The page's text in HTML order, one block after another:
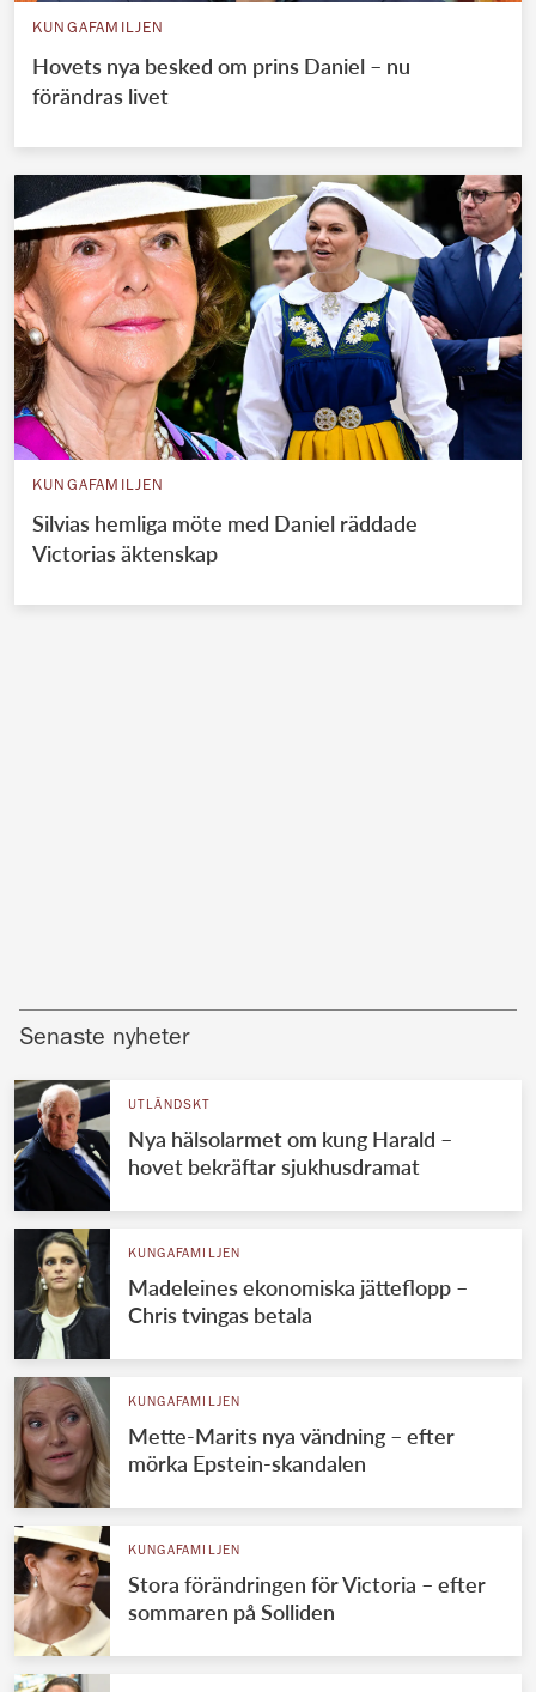
KUNGAFAMILJEN
Hovets nya besked om prins Daniel – nu
förändras livet
KUNGAFAMILJEN
Silvias hemliga möte med Daniel räddade
Victorias äktenskap
Senaste nyheter
UTLÄNDSKT
Nya hälsolarmet om kung Harald –
hovet bekräftar sjukhusdramat
KUNGAFAMILJEN
Madeleines ekonomiska jätteflopp –
Chris tvingas betala
KUNGAFAMILJEN
Mette-Marits nya vändning – efter
mörka Epstein-skandalen
KUNGAFAMILJEN
Stora förändringen för Victoria – efter
sommaren på Solliden